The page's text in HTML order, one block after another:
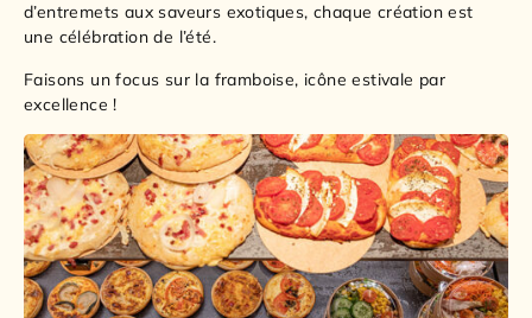
d’entremets aux saveurs exotiques, chaque création est
une célébration de l’été.
Faisons un focus sur la framboise, icône estivale par
excellence !